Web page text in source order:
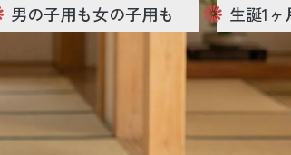
男の子用も女の子用も
生誕1ヶ